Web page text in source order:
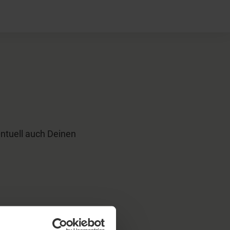
auch Deinen